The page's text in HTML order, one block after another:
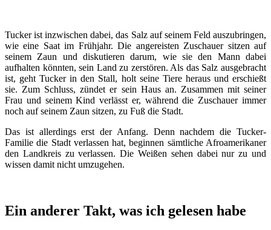
Tucker ist inzwischen dabei, das Salz auf seinem Feld auszubringen,
wie eine Saat im Frühjahr. Die angereisten Zuschauer sitzen auf
seinem Zaun und diskutieren darum, wie sie den Mann dabei
aufhalten könnten, sein Land zu zerstören. Als das Salz ausgebracht
ist, geht Tucker in den Stall, holt seine Tiere heraus und erschießt
sie. Zum Schluss, zündet er sein Haus an. Zusammen mit seiner
Frau und seinem Kind verlässt er, während die Zuschauer immer
noch auf seinem Zaun sitzen, zu Fuß die Stadt.
Das ist allerdings erst der Anfang. Denn nachdem die Tucker-
Familie die Stadt verlassen hat, beginnen sämtliche Afroamerikaner
den Landkreis zu verlassen. Die Weißen sehen dabei nur zu und
wissen damit nicht umzugehen.
Ein anderer Takt, was ich gelesen habe